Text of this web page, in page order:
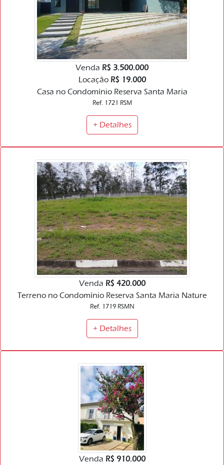
Venda R$ 3.500.000
Locação R$ 19.000
Casa no Condomínio Reserva Santa Maria
Ref. 1721 RSM
+ Detalhes
Venda R$ 420.000
Terreno no Condomínio Reserva Santa Maria Nature
Ref. 1719 RSMN
+ Detalhes
Venda R$ 910.000